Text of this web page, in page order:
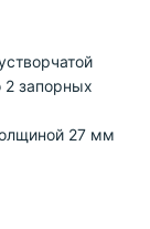
запорных
27 мм